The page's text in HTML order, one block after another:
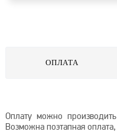
ОПЛАТА
Оплату можно
Возможна поэтапная